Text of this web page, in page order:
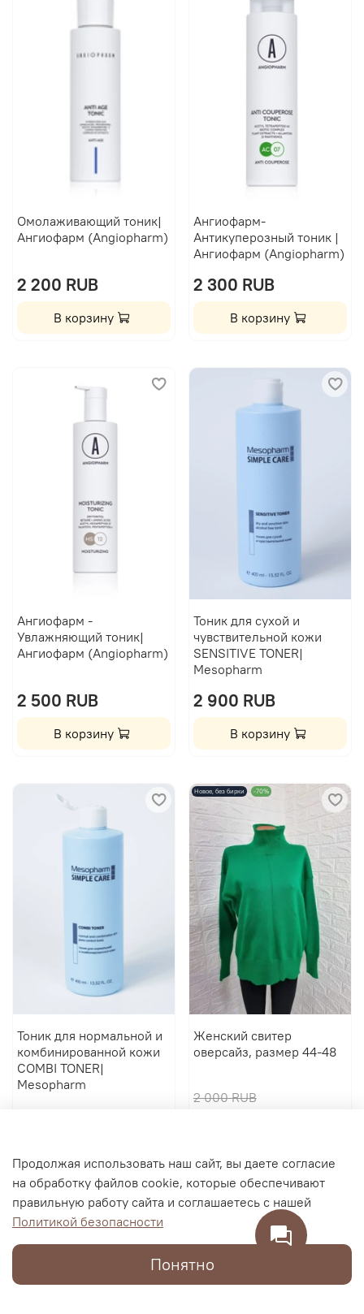
Омолаживающий тоник|
Ангиофарм (Angiopharm)
2 200 RUB
В корзину
Ангиофарм-
Антикуперозный тоник |
Ангиофарм (Angiopharm)
2 300 RUB
В корзину
Ангиофарм -
Увлажняющий тоник|
Ангиофарм (Angiopharm)
2 500 RUB
В корзину
Тоник для сухой и
чувствительной кожи
SENSITIVE TONER|
Mesopharm
2 900 RUB
В корзину
Тоник для нормальной и
комбинированной кожи
COMBI TONER|
Mesopharm
Новое, без бирки -70%
Женский свитер
оверсайз, размер 44-48
2 000 RUB
Продолжая использовать наш сайт, вы даете согласие
на обработку файлов cookie, которые обеспечивают
правильную работу сайта и соглашаетесь с нашей
Политикой безопасности
Понятно